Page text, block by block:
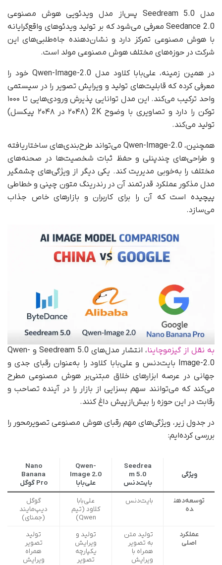
مدل Seedream 5.0 پس‌از مدل ویدئویی هوش مصنوعی
Seedance 2.0 معرفی می‌شود که بر تولید ویدئوهای واقع‌گرایانه
با هوش مصنوعی تمرکز دارد و نشان‌دهنده جاه‌طلبی‌های این
شرکت در حوزه‌های مختلف هوش مصنوعی مولد است.
در همین زمینه، علی‌بابا کلاود مدل Qwen-Image-2.0 خود را
معرفی کرده که قابلیت‌های تولید و ویرایش تصویر را در سیستمی
واحد ترکیب می‌کند. این مدل توانایی پذیرش ورودی‌هایی تا ۱۰۰۰
توکن را دارد و تصاویری با وضوح 2K (۲۰۴۸ در ۲۰۴۸ پیکسل)
تولید می‌کند.
همچنین، Qwen-Image-2.0 می‌تواند طرح‌بندی‌های ساختاریافته
و طراحی‌های چندپنلی و حفظ ثبات شخصیت‌ها در صحنه‌های
مختلف را به‌خوبی مدیریت کند. یکی دیگر از ویژگی‌های چشمگیر
مدل مذکور عملکرد قدرتمند آن در رندرینگ متون چینی و خطاطی
پیچیده است که آن را برای کاربران و بازارهای خاص جذاب
می‌سازد.
به نقل از گیزموچاینا
، انتشار مدل‌های Seedream 5.0 و Qwen-
Image-2.0 بایت‌دنس و علی‌بابا کلاود را به‌عنوان رقبای جدی و
جهانی در عرصه ابزارهای خلاق مبتنی‌بر هوش مصنوعی مطرح
می‌کند که می‌توانند سهم بسزایی از بازار را در آینده تصاحب و
رقابت در این حوزه را بیش‌ازپیش داغ کنند.
در جدول زیر، ویژگی‌های مهم رقبای هوش مصنوعی تصویرمحور را
بررسی کرده‌ایم:
ویژگی
Seedrea
m 5.0
بایت‌دنس
Qwen-
Image 2.0
علی‌بابا
Nano
Banana
Pro گوگل
توسعه‌دهن
ده
بایت‌دنس
علی‌بابا
کلاود (تیم
Qwen)
گوگل
دیپ‌مایند
(جمنای)
عملکرد
اصلی
تولید متن
به تصویر
همراه با
ویرایش
تولید و
ویرایش
یکپارچه
تصویر
تولید
تصویر
همراه
ویرایش